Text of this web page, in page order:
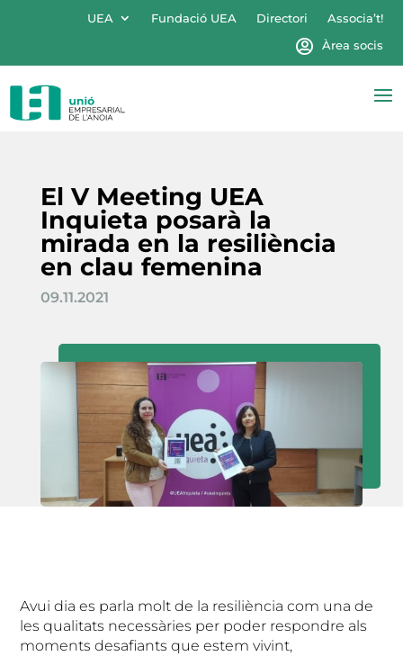
UEA Fundació UEA Directori
Associa’t!
Àrea socis
El V Meeting UEA
Inquieta posarà la
mirada en la resiliència
en clau femenina
09.11.2021
Avui dia es parla molt de la resiliència com una de
les qualitats necessàries per poder respondre als
moments desafiants que estem vivint,